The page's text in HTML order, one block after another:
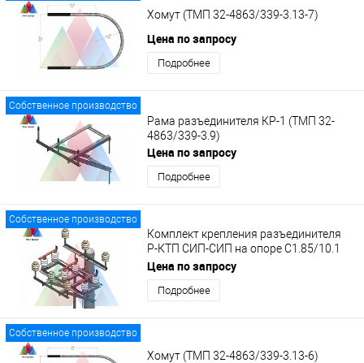
Хомут (ТМП 32-4863/339-3.13-7)
Цена по запросу
Подробнее
Собственное производство
Рама разъединителя КР-1 (ТМП 32-
4863/339-3.9)
Цена по запросу
Подробнее
Собственное производство
Комплект крепления разъединителя
Р-КТП СИП-СИП на опоре С1.85/10.1
ТМП 32-4863/339
Цена по запросу
Подробнее
Собственное производство
Хомут (ТМП 32-4863/339-3.13-6)